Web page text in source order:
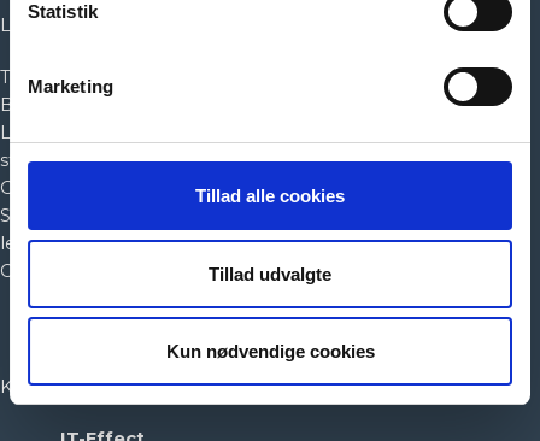
Statistik
Marketing
Tillad alle cookies
Tillad udvalgte
Kun nødvendige cookies
Links
TeamViewer
Blog
Ledige
stillinger
Om os
Salgs- og
leveringsbetingelser
Cookiepolitik
Kontakt os